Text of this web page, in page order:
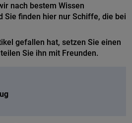
nach bestem Wissen
Sie finden hier nur Schiffe, die bei
gefallen hat, setzen Sie einen
Sie ihn mit Freunden.